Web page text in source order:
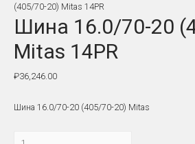
(405/70-20) Mitas 14PR
Шина 16.0/70-20
Mitas 14PR
₽36,246.00
Шина 16.0/70-20 (405/70-20) Mitas
Количество